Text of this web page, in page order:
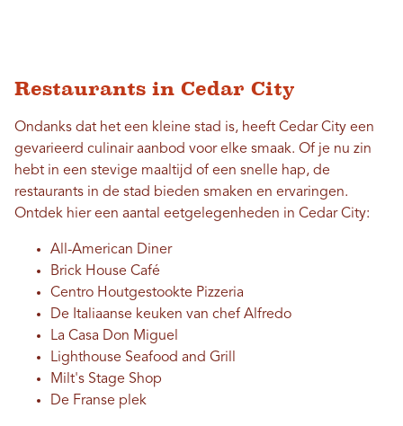
Restaurants in Cedar City
Ondanks dat het een kleine stad is, heeft Cedar City een
gevarieerd culinair aanbod voor elke smaak. Of je nu zin ​​
hebt in een stevige maaltijd of een snelle hap, de
restaurants in de stad bieden smaken en ervaringen.
Ontdek hier een aantal eetgelegenheden in Cedar City:
All-American Diner
Brick House Café
Centro Houtgestookte Pizzeria
De Italiaanse keuken van chef Alfredo
La Casa Don Miguel
Lighthouse Seafood and Grill
Milt's Stage Shop
De Franse plek